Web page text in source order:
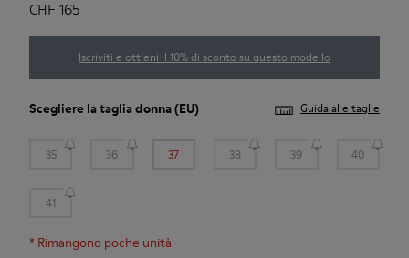
CHF 165
Iscriviti e ottieni il 10% di sconto su questo modello
Scegliere la tagliadonna(EU) Guida alle taglie
35 36 37 38 39 40
41
* Rimangono poche unità